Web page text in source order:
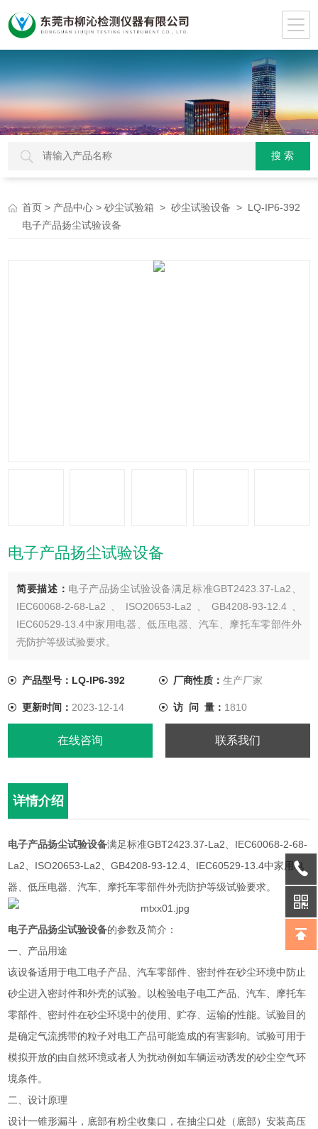
首页 > 产品中心 >砂尘试验箱 >砂尘试验设备 > LQ-IP6-392
电子产品扬尘试验设备
电子产品扬尘试验设备
简要描述： 电子产品扬尘试验设备满足标准GBT2423.37-La2、
IEC60068-2-68-La2、ISO20653-La2、GB4208-93-12.4、
IEC60529-13.4中家用电器、低压电器、汽车、摩托车零部件外
壳防护等级试验要求。
产品型号：LQ-IP6-392 厂商性质： 生产厂家
更新时间： 2023-12-14 访 问 量： 1810
在线咨询 联系我们
详情介绍
电子产品扬尘试验设备满足标准GBT2423.37-La2、IEC60068-2-68-
La2、ISO20653-La2、GB4208-93-12.4、IEC60529-13.4中家用电
器、低压电器、汽车、摩托车零部件外壳防护等级试验要求。
电子产品扬尘试验设备的参数及简介：
一、产品用途
该设备适用于电工电子产品、汽车零部件、密封件在砂尘环境中防止
砂尘进入密封件和外壳的试验。以检验电子电工产品、汽车、摩托车
零部件、密封件在砂尘环境中的使用、贮存、运输的性能。试验目的
是确定气流携带的粒子对电工产品可能造成的有害影响。试验可用于
模拟开放的由自然环境或者人为扰动例如车辆运动诱发的砂尘空气环
境条件。
二、设计原理
设计一锥形漏斗，底部有粉尘收集口，在抽尘口处（底部）安装高压